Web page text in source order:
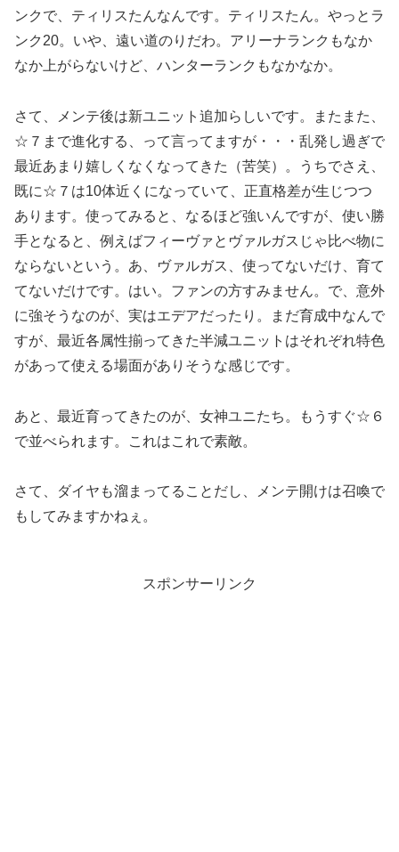
ンクで、ティリスたんなんです。ティリスたん。やっとラ
ンク20。いや、遠い道のりだわ。アリーナランクもなか
なか上がらないけど、ハンターランクもなかなか。
さて、メンテ後は新ユニット追加らしいです。またまた、
☆７まで進化する、って言ってますが・・・乱発し過ぎで
最近あまり嬉しくなくなってきた（苦笑）。うちでさえ、
既に☆７は10体近くになっていて、正直格差が生じつつ
あります。使ってみると、なるほど強いんですが、使い勝
手となると、例えばフィーヴァとヴァルガスじゃ比べ物に
ならないという。あ、ヴァルガス、使ってないだけ、育て
てないだけです。はい。ファンの方すみません。で、意外
に強そうなのが、実はエデアだったり。まだ育成中なんで
すが、最近各属性揃ってきた半減ユニットはそれぞれ特色
があって使える場面がありそうな感じです。
あと、最近育ってきたのが、女神ユニたち。もうすぐ☆６
で並べられます。これはこれで素敵。
さて、ダイヤも溜まってることだし、メンテ開けは召喚で
もしてみますかねぇ。
スポンサーリンク